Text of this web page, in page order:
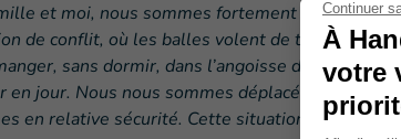
et moi, nous sommes fortement touchés par
de conflit, où les balles volent de tous les
sans dormir, dans l’angoisse d’une
en jour. Nous nous sommes déplacés dans une
en relative sécurité. Cette situation est très